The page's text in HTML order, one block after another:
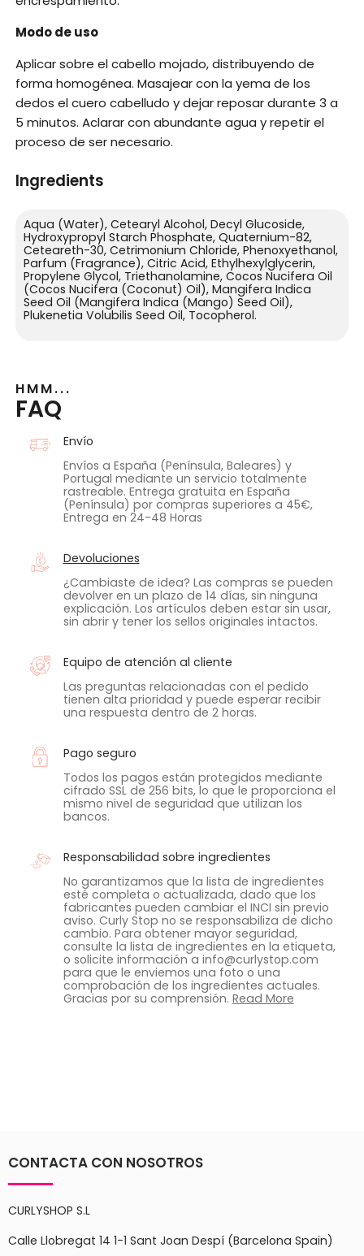
Modo de uso
Aplicar sobre el cabello mojado, distribuyendo de
forma homogénea. Masajear con la yema de los
dedos el cuero cabelludo y dejar reposar durante 3 a
5 minutos. Aclarar con abundante agua y repetir el
proceso de ser necesario.
Ingredients
Aqua (Water), Cetearyl Alcohol, Decyl Glucoside,
Hydroxypropyl Starch Phosphate, Quaternium-82,
Ceteareth-30, Cetrimonium Chloride, Phenoxyethanol,
Parfum (Fragrance), Citric Acid, Ethylhexylglycerin,
Propylene Glycol, Triethanolamine, Cocos Nucifera Oil
(Cocos Nucifera (Coconut) Oil), Mangifera Indica
Seed Oil (Mangifera Indica (Mango) Seed Oil),
Plukenetia Volubilis Seed Oil, Tocopherol.
HMM...
FAQ
Envío
Envíos a España (Península, Baleares) y
Portugal mediante un servicio totalmente
rastreable. Entrega gratuita en España
(Península) por compras superiores a 45€,
Entrega en 24-48 Horas
Devoluciones
¿Cambiaste de idea? Las compras se pueden
devolver en un plazo de 14 días, sin ninguna
explicación. Los artículos deben estar sin usar,
sin abrir y tener los sellos originales intactos.
Equipo de atención al cliente
Las preguntas relacionadas con el pedido
tienen alta prioridad y puede esperar recibir
una respuesta dentro de 2 horas.
Pago seguro
Todos los pagos están protegidos mediante
cifrado SSL de 256 bits, lo que le proporciona el
mismo nivel de seguridad que utilizan los
bancos.
Responsabilidad sobre ingredientes
No garantizamos que la lista de ingredientes
esté completa o actualizada, dado que los
fabricantes pueden cambiar el INCI sin previo
aviso. Curly Stop no se responsabiliza de dicho
cambio. Para obtener mayor seguridad,
consulte la lista de ingredientes en la etiqueta,
o solicite información a info@curlystop.com
para que le enviemos una foto o una
comprobación de los ingredientes actuales.
Gracias por su comprensión. Read More
CONTACTA CON NOSOTROS
CURLYSHOP S.L
Calle Llobregat 14 1-1 Sant Joan Despí (Barcelona Spain)